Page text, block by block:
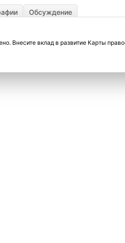
Обсуждение
Внесите вклад в развитие Карты